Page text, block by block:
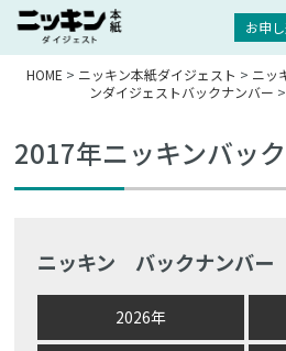
お申
HOME > ニッキン本紙ダイジェスト > ニッ
ンダイジェストバックナンバー
2017年ニッキンバッ
ニッキン バックナンバー
2026年